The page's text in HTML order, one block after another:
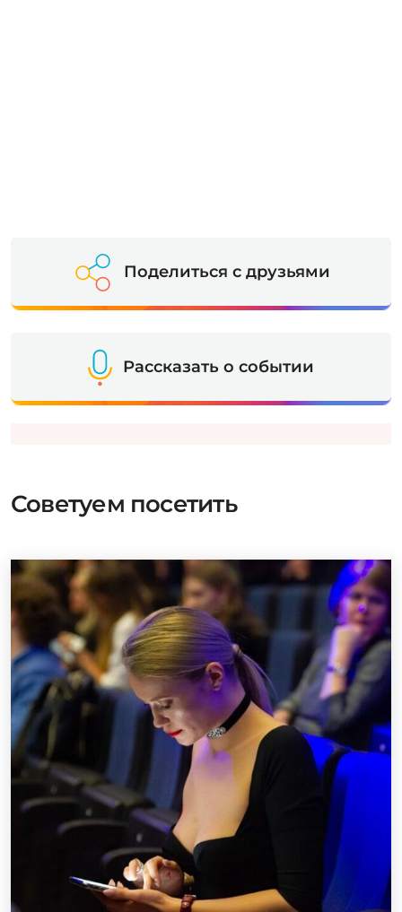
Поделиться с друзьями
Рассказать о событии
Советуем посетить